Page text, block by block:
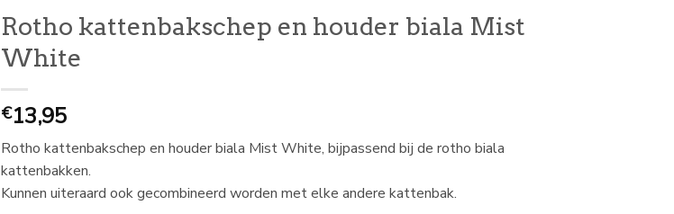
Rotho kattenbakschep en houder biala Mist
White
€13,95
Rotho kattenbakschep en houder biala Mist White, bijpassend bij de rotho biala
kattenbakken.
Kunnen uiteraard ook gecombineerd worden met elke andere kattenbak.